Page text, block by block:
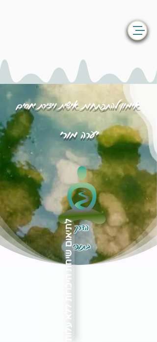
אימון להתפתחות אישית ויצירת יחסים
יערה מורי
הדרך
בתוכילתיאום שיחת היכרות ללא עלות